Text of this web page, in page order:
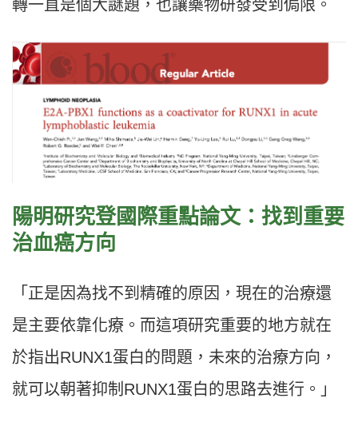
轉一直是個大謎題，也讓藥物研發受到侷限。
陽明研究登國際重點論文：找到重要
治血癌方向
「正是因為找不到精確的原因，現在的治療還
是主要依靠化療。而這項研究重要的地方就在
於指出RUNX1蛋白的問題，未來的治療方向，
就可以朝著抑制RUNX1蛋白的思路去進行。」